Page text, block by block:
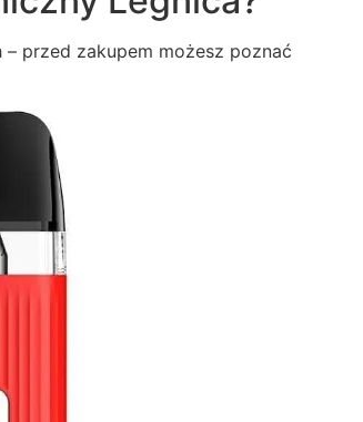
przed zakupem możesz poznać